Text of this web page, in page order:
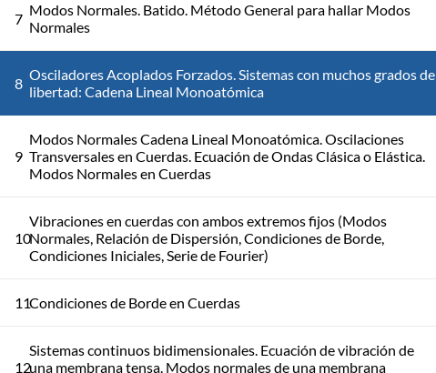
7 Modos Normales. Batido. Método General para hallar Modos
Normales
8 Osciladores Acoplados Forzados. Sistemas con muchos grados de
libertad: Cadena Lineal Monoatómica
9
Modos Normales Cadena Lineal Monoatómica. Oscilaciones
Transversales en Cuerdas. Ecuación de Ondas Clásica o Elástica.
Modos Normales en Cuerdas
10
Vibraciones en cuerdas con ambos extremos fijos (Modos
Normales, Relación de Dispersión, Condiciones de Borde,
Condiciones Iniciales, Serie de Fourier)
11Condiciones de Borde en Cuerdas
12
Sistemas continuos bidimensionales. Ecuación de vibración de
una membrana tensa. Modos normales de una membrana